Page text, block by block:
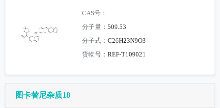
CAS号：
分子量：509.53
分子式：C26H23N9O3
货物号：REF-T109021
图卡替尼杂质18